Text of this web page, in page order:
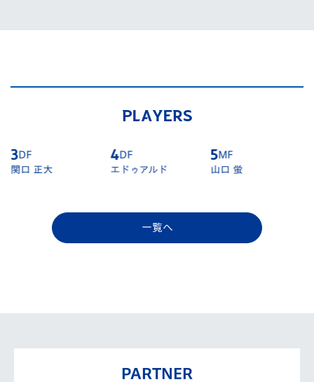
PLAYERS
4DF
エドゥアルド
5MF
山口 蛍
6DF
江川 湧清
一覧へ
PARTNER